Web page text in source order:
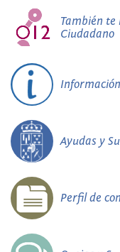
También te
Ciudadano
Información
Ayudas y
Perfil de